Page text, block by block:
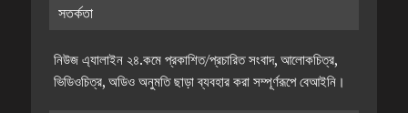
সতর্কতা
নিউজ এ্যালাইন ২৪.কমে প্রকাশিত/প্রচারিত সংবাদ, আলোকচিত্র,
ভিডিওচিত্র, অডিও অনুমতি ছাড়া ব্যবহার করা সম্পূর্ণরূপে বেআইনি।